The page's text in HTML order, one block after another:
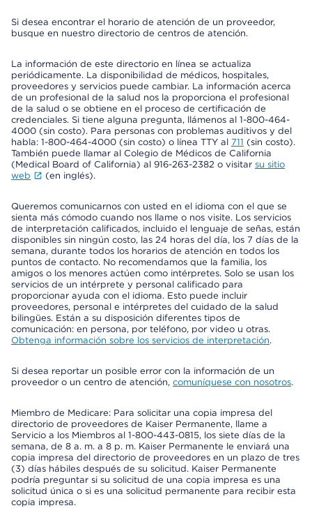
Si desea encontrar el horario de atención de un proveedor,
busque en nuestro directorio de centros de atención.
La información de este directorio en línea se actualiza
periódicamente. La disponibilidad de médicos, hospitales,
proveedores y servicios puede cambiar. La información acerca
de un profesional de la salud nos la proporciona el profesional
de la salud o se obtiene en el proceso de certificación de
credenciales. Si tiene alguna pregunta, llámenos al 1-800-464-
4000 (sin costo). Para personas con problemas auditivos y del
habla: 1-800-464-4000 (sin costo) o línea TTY al 711 (sin costo).
También puede llamar al Colegio de Médicos de California
(Medical Board of California) al 916-263-2382 o visitar su sitio
web
(en inglés).
Queremos comunicarnos con usted en el idioma con el que se
sienta más cómodo cuando nos llame o nos visite. Los servicios
de interpretación calificados, incluido el lenguaje de señas, están
disponibles sin ningún costo, las 24 horas del día, los 7 días de la
semana, durante todos los horarios de atención en todos los
puntos de contacto. No recomendamos que la familia, los
amigos o los menores actúen como intérpretes. Solo se usan los
servicios de un intérprete y personal calificado para
proporcionar ayuda con el idioma. Esto puede incluir
proveedores, personal e intérpretes del cuidado de la salud
bilingües. Están a su disposición diferentes tipos de
comunicación: en persona, por teléfono, por video u otras.
Obtenga información sobre los servicios de interpretación.
Si desea reportar un posible error con la información de un
proveedor o un centro de atención, comuníquese con nosotros.
Miembro de Medicare: Para solicitar una copia impresa del
directorio de proveedores de Kaiser Permanente, llame a
Servicio a los Miembros al 1-800-443-0815, los siete días de la
semana, de 8 a. m. a 8 p. m. Kaiser Permanente le enviará una
copia impresa del directorio de proveedores en un plazo de tres
(3) días hábiles después de su solicitud. Kaiser Permanente
podría preguntar si su solicitud de una copia impresa es una
solicitud única o si es una solicitud permanente para recibir esta
copia impresa.